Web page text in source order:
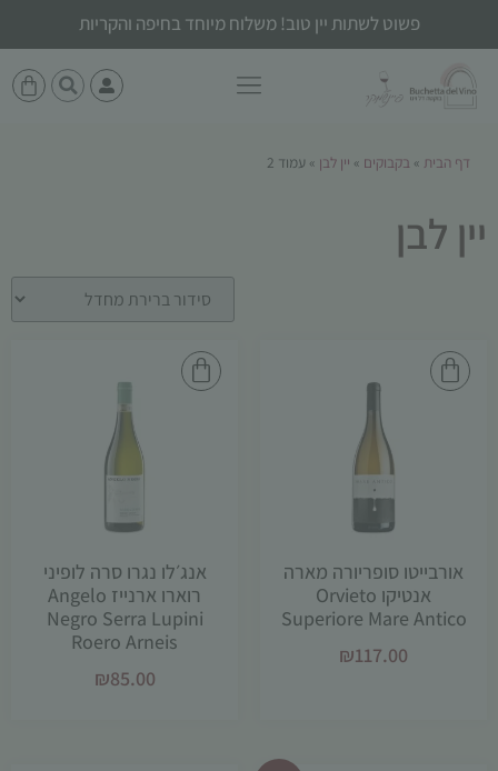
פשוט לשתות יין טוב! משלוח מיוחד בחיפה והקריות
דף הבית » בקבוקים » יין לבן » עמוד 2
יין לבן
אורבייטו סופריורה מארה
אנטיקו Orvieto
Superiore Mare Antico
₪117.00
אנג׳לו נגרו סרה לופיני
רוארו ארנייז Angelo
Negro Serra Lupini
Roero Arneis
₪85.00